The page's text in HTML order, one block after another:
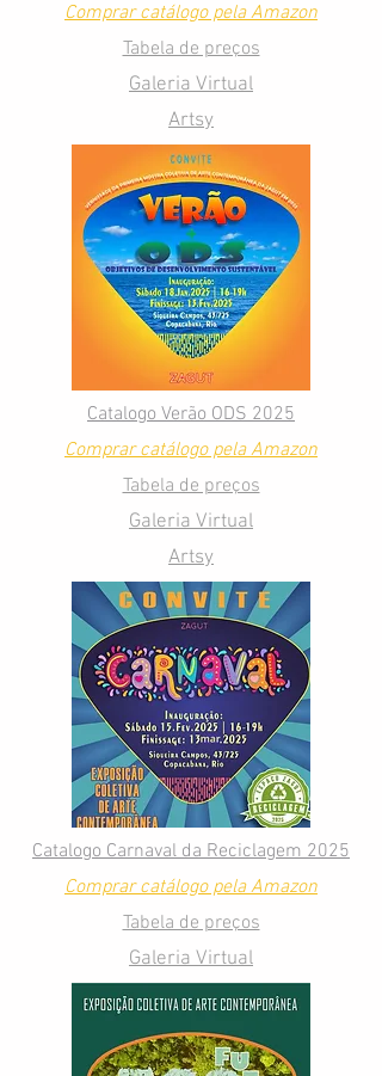
Comprar catálogo pela Amazon
Tabela de preços
Galeria Virtual
Artsy
Catalogo Verão ODS 2025
Comprar catálogo pela Amazon
Tabela de preços
Galeria Virtual
Artsy
Catalogo Carnaval da Reciclagem 2025
Comprar catálogo pela Amazon
Tabela de preços
Galeria Virtual